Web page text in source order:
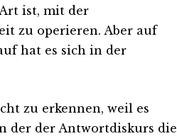
ist, mit der
zu operieren. Aber auf
hat es sich in der
zu erkennen, weil es
der der Antwortdiskurs die